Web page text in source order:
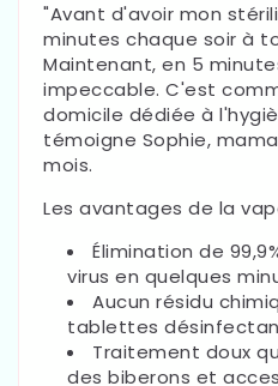
"Avant d'avoir mon
minutes chaque soir à
Maintenant, en 5
impeccable. C'est
domicile dédiée à
témoigne Sophie,
mois.
Les avantages de la
Élimination de
virus en quelques
Aucun résidu
tablettes
Traitement doux
des biberons et